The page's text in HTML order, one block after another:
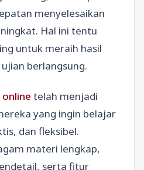
menyelesaikan
Hal ini tentu
untuk meraih hasil
berlangsung.
telah menjadi
yang ingin belajar
dan fleksibel.
materi lengkap,
serta fitur